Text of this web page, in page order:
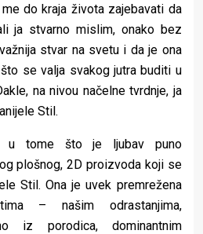
do kraja života zajebavati da
ja stvarno mislim, onako bez
stvar na svetu i da je ona
se valja svakog jutra buditi u
na nivou načelne tvrdnje, ja
Stil.
u tome što je ljubav puno
plošnog, 2D proizvoda koji se
Stil. Ona je uvek premrežena
– našim odrastanjima,
iz porodica, dominantnim